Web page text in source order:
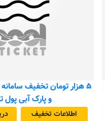
۵ هزار تومان تخفیف
و پارک آبی پول
اطلاعات تخفیف